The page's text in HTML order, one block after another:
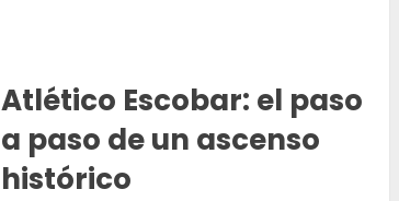
Atlético Escobar: el paso
a paso de un ascenso
histórico